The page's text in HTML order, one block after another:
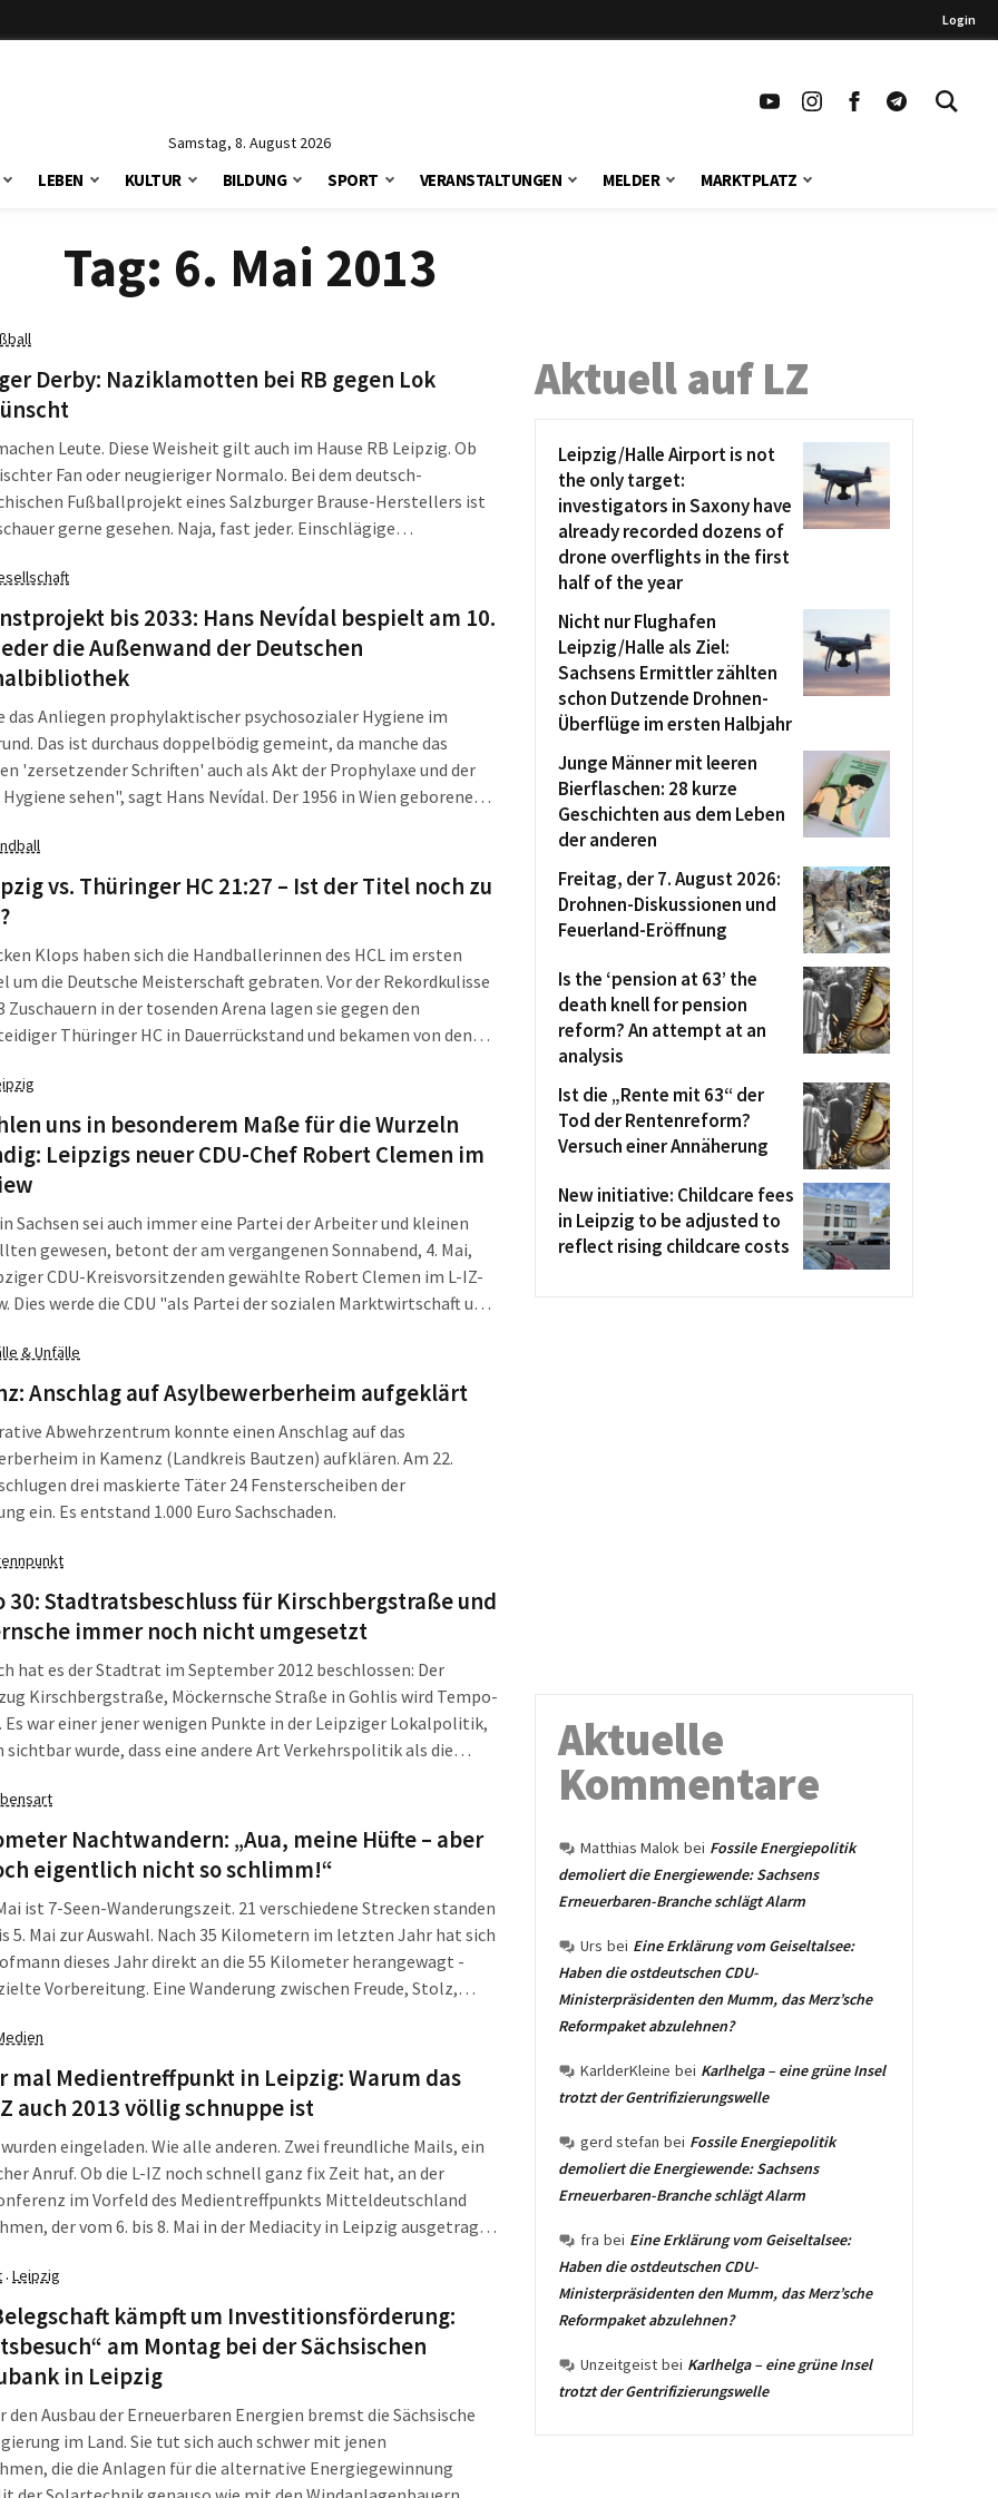
Login
Samstag, 8. August 2026
LEBEN KULTUR BILDUNG SPORT VERANSTALTUNGEN MELDER MARKTPLATZ
Tag: 6. Mai 2013
Derby: Naziklamotten bei RB gegen Lok
Leute. Diese Weisheit gilt auch im Hause RB Leipzig. Ob
Fan oder neugieriger Normalo. Bei dem deutsch-
Fußballprojekt eines Salzburger Brause-Herstellers ist
gerne gesehen. Naja, fast jeder. Einschlägige
Diese Order ergeht seitens der Rasenballer nicht ganz
jetzt. Am Mittwoch (Anstoß 18 Uhr) empfangen sie den 1.
bis 2033: Hans Nevídal bespielt am 10.
die Außenwand der Deutschen
das Anliegen prophylaktischer psychosozialer Hygiene im
Das ist durchaus doppelbödig gemeint, da manche das
'zersetzender Schriften' auch als Akt der Prophylaxe und der
sehen", sagt Hans Nevídal. Der 1956 in Wien geborene
experimenteller Druckprozesse. Am 10. Mai tritt er wieder in
Aktion.vs. Thüringer HC 21:27 – Ist der Titel noch zu
Klops haben sich die Handballerinnen des HCL im ersten
um die Deutsche Meisterschaft gebraten. Vor der Rekordkulisse
Zuschauern in der tosenden Arena lagen sie gegen den
Thüringer HC in Dauerrückstand und bekamen von den
im Rückspiel am kommenden Sonntag schwer im Magen
uns in besonderem Maße für die Wurzeln
Leipzigs neuer CDU-Chef Robert Clemen im
in Sachsen sei auch immer eine Partei der Arbeiter und kleinen
gewesen, betont der am vergangenen Sonnabend, 4. Mai,
CDU-Kreisvorsitzenden gewählte Robert Clemen im L-IZ-
Dies werde die CDU "als Partei der sozialen Marktwirtschaft und
& Unfälle
Anschlag auf Asylbewerberheim aufgeklärt
Abwehrzentrum konnte einen Anschlag auf das
in Kamenz (Landkreis Bautzen) aufklären. Am 22.
drei maskierte Täter 24 Fensterscheiben der
ein. Es entstand 1.000 Euro Sachschaden.
30: Stadtratsbeschluss für Kirschbergstraße und
immer noch nicht umgesetzt
hat es der Stadtrat im September 2012 beschlossen: Der
Kirschbergstraße, Möckernsche Straße in Gohlis wird Tempo-
Es war einer jener wenigen Punkte in der Leipziger Lokalpolitik,
sichtbar wurde, dass eine andere Art Verkehrspolitik als die
jede Nebenstraße darf zur Entlastungsstraße für
werden. Doch im Mai 2013 ist noch alles beim Alten.
Nachtwandern: „Aua, meine Hüfte – aber
eigentlich nicht so schlimm!“
ist 7-Seen-Wanderungszeit. 21 verschiedene Strecken standen
5. Mai zur Auswahl. Nach 35 Kilometern im letzten Jahr hat sich
dieses Jahr direkt an die 55 Kilometer herangewagt -
Vorbereitung. Eine Wanderung zwischen Freude, Stolz,
ans Ziel führte. "Nacht-Extrem" nannte sich diese Tour.
mal Medientreffpunkt in Leipzig: Warum das
auch 2013 völlig schnuppe ist
eingeladen. Wie alle anderen. Zwei freundliche Mails, ein
Anruf. Ob die L-IZ noch schnell ganz fix Zeit hat, an der
im Vorfeld des Medientreffpunkts Mitteldeutschland
der vom 6. bis 8. Mai in der Mediacity in Leipzig ausgetragen
2011. Der Medientreffpunkt ist eine Veranstaltung der Alten
· Leipzig
kämpft um Investitionsförderung:
am Montag bei der Sächsischen
in Leipzig
den Ausbau der Erneuerbaren Energien bremst die Sächsische
im Land. Sie tut sich auch schwer mit jenen
die die Anlagen für die alternative Energiegewinnung
Aktuell auf LZ
Leipzig/Halle Airport is not
the only target:
investigators in Saxony have
already recorded dozens of
drone overflights in the first
half of the year
Nicht nur Flughafen
Leipzig/Halle als Ziel:
Sachsens Ermittler zählten
schon Dutzende Drohnen-
Überflüge im ersten Halbjahr
Junge Männer mit leeren
Bierflaschen: 28 kurze
Geschichten aus dem Leben
der anderen
Freitag, der 7. August 2026:
Drohnen-Diskussionen und
Feuerland-Eröffnung
Is the ‘pension at 63’ the
death knell for pension
reform? An attempt at an
analysis
Ist die „Rente mit 63“ der
Tod der Rentenreform?
Versuch einer Annäherung
New initiative: Childcare fees
in Leipzig to be adjusted to
reflect rising childcare costs
Aktuelle
Kommentare
Matthias Malok bei Fossile Energiepolitik
demoliert die Energiewende: Sachsens
Erneuerbaren-Branche schlägt Alarm
Urs bei Eine Erklärung vom Geiseltalsee:
Haben die ostdeutschen CDU-
Ministerpräsidenten den Mumm, das Merz’sche
Reformpaket abzulehnen?
KarlderKleine bei Karlhelga – eine grüne Insel
trotzt der Gentrifizierungswelle
gerd stefan bei Fossile Energiepolitik
demoliert die Energiewende: Sachsens
Erneuerbaren-Branche schlägt Alarm
fra bei Eine Erklärung vom Geiseltalsee:
Haben die ostdeutschen CDU-
Ministerpräsidenten den Mumm, das Merz’sche
Reformpaket abzulehnen?
Unzeitgeist bei Karlhelga – eine grüne Insel
trotzt der Gentrifizierungswelle